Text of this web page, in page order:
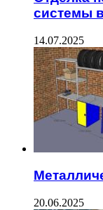
системы
14.07.2025
20.06.2025